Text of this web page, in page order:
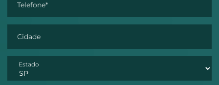
Telefone*
Cidade
Estado